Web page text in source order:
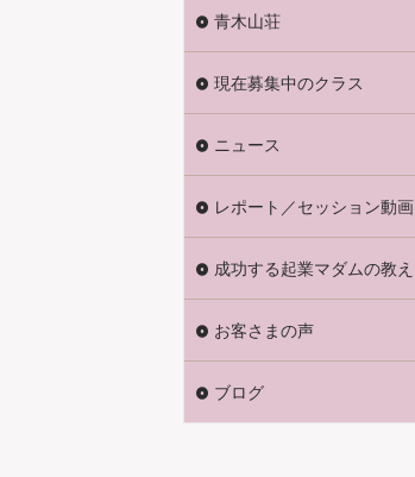
青木山荘
現在募集中のクラス
ニュース
レポート／セッション動画
成功する起業マダムの教え
お客さまの声
ブログ